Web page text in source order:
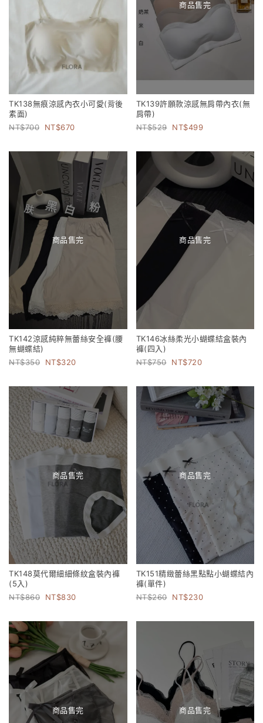
TK138無痕涼感內衣小可愛(背後
素面)
700
670
商品售完
TK139許願款涼感無肩帶內衣(無
肩帶)
529
499
商品售完
TK142涼感純粹無蕾絲安全褲(腰
無蝴蝶結)
350
320
商品售完
TK146冰絲柔光小蝴蝶結盒裝內
褲(四入)
750
720
商品售完
TK148莫代爾細細條紋盒裝內褲
(5入)
860
830
商品售完
TK151精緻蕾絲黑點點小蝴蝶結內
褲(單件)
260
230
商品售完 商品售完